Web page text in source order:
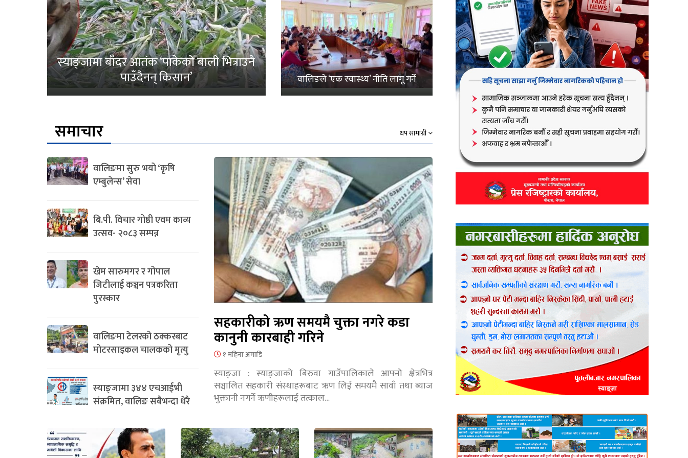
स्याङ्जामा बाँदर आतंक ‘पाकेको बाली भित्राउनै
पाउँदैनन् किसान’ वालिङले ‘एक स्वास्थ्य’ नीति लागू गर्ने
समाचार थप सामाग्री
वालिङमा सुरु भयो ‘कृषि
एम्बुलेन्स’ सेवा
बि.पी. विचार गोष्ठी एवम काव्य
उत्सव- २०८३ सम्पन्न
खेम सारुमगर र गोपाल
जिटीलाई कञ्चन पत्रकरिता
पुरस्कार
वालिङमा टेलरको ठक्करबाट
मोटरसाइकल चालकको मृत्यु
स्याङ्जामा ३४४ एचआईभी
संक्रमित, वालिङ सबैभन्दा धेरै
सहकारीको ऋण समयमै चुक्ता नगरे कडा
कानुनी कारबाही गरिने
१ महिना अगाडि
स्याङ्जा : स्याङ्जाको बिरुवा गाउँपालिकाले आफ्नो क्षेत्रभित्र
सञ्चालित सहकारी संस्थाहरूबाट ऋण लिई समयमै सावाँ तथा ब्याज
भुक्तानी नगर्ने ऋणीहरूलाई तत्काल…